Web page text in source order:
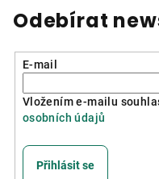
Odebírat
E-mail
Vložením e-mailu
osobních údajů
Přihlásit se